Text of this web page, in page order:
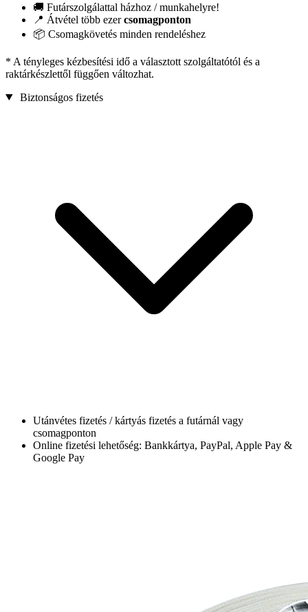
🚚 Futárszolgálattal házhoz / munkahelyre!
📍 Átvétel több ezercsomagponton
📦 Csomagkövetés minden rendeléshez
* A tényleges kézbesítési idő a választott szolgáltatótól és a
raktárkészlettől függően változhat.
Biztonságos fizetés
Utánvétes fizetés / kártyás fizetés a futárnál vagy
csomagponton
Online fizetési lehetőség: Bankkártya, PayPal, Apple Pay &
Google Pay